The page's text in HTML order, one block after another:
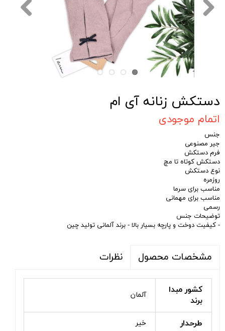
دستکش زنانه آی ام
اتمام موجودی
جنس
جیر مصنوعی
فرم دستکش
دستکش کوتاه تا مچ
نوع دستکش
روزمره
مناسب برای سرما
مناسب برای مهمانی
رسمی
توضیحات جنس
- کیفیت دوخت و پارچه بسیار بالا - برند آلمانی تولید چین
مشخصات محصول نظرات
کشور مبدا
برند
آلمان
طرحدار خیر